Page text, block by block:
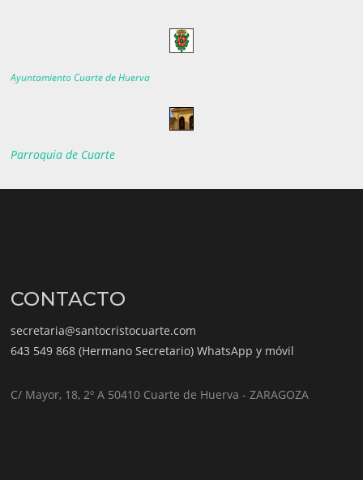
Ayuntamiento Cuarte de Huerva
Parroquia de Cuarte
CONTACTO
secretaria@santocristocuarte.com
643 549 868 (Hermano Secretario) WhatsApp y móvil
C/ Mayor, 18, 2º A 50410 Cuarte de Huerva - ZARAGOZA